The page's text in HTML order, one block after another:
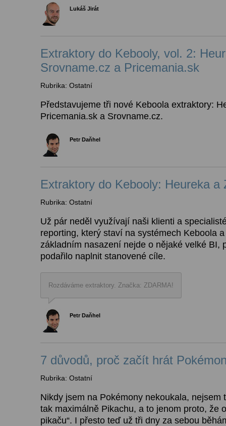
Lukáš Jirát
Extraktory do Kebooly, vol. 2:
Srovname.cz a Pricemania.sk
Rubrika: Ostatní
Představujeme tři nové Keboola extraktory:
Pricemania.sk a Srovname.cz.
Petr Daňhel
Extraktory do Kebooly: Heureka a
Rubrika: Ostatní
Už pár neděl využívají naši klienti a
reporting, který staví na systémech Keboola
základním nasazení nejde o nějaké velké BI,
podařilo naplnit stanovené cíle.
Rozdáváme extraktory. Značka: ZDARMA!
Petr Daňhel
7 důvodů, proč začít hrát
Rubrika: Ostatní
Nikdy jsem na Pokémony nekoukala, nejsem
tak maximálně Pikachu, a to jenom proto, že
pikaču“. I přesto teď už tři dny za sebou